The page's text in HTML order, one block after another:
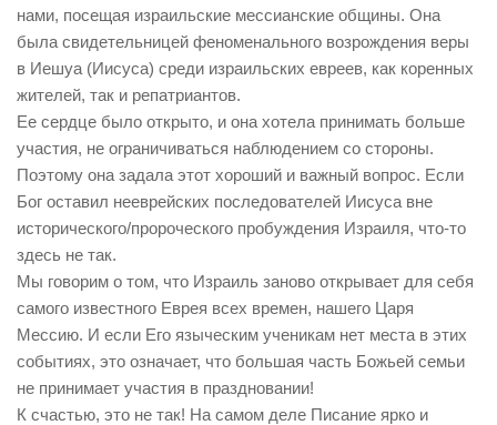
нами, посещая израильские мессианские общины. Она
была свидетельницей феноменального возрождения веры
в Иешуа (Иисуса) среди израильских евреев, как коренных
жителей, так и репатриантов.
Ее сердце было открыто, и она хотела принимать больше
участия, не ограничиваться наблюдением со стороны.
Поэтому она задала этот хороший и важный вопрос. Если
Бог оставил нееврейских последователей Иисуса вне
исторического/пророческого пробуждения Израиля, что-то
здесь не так.
Мы говорим о том, что Израиль заново открывает для себя
самого известного Еврея всех времен, нашего Царя
Мессию. И если Его языческим ученикам нет места в этих
событиях, это означает, что большая часть Божьей семьи
не принимает участия в праздновании!
К счастью, это не так! На самом деле Писание ярко и